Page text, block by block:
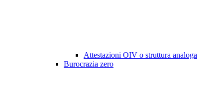
Attestazioni OIV o struttura analoga
Burocrazia zero